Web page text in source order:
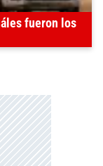
fueron los